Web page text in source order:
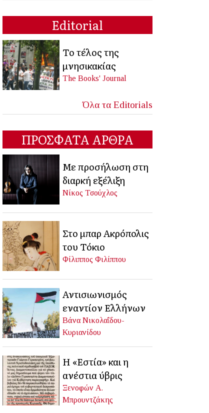
Editorial
Το τέλος της
μνησικακίας
The Books' Journal
Όλα τα Editorials
ΠΡΟΣΦΑΤΑ ΑΡΘΡΑ
Με προσήλωση στη
διαρκή εξέλιξη
Νίκος Τσούχλος
Στο μπαρ Ακρόπολις
του Τόκιο
Φίλιππος Φιλίππου
Αντισιωνισμός
εναντίον Ελλήνων
Βάνα Νικολαΐδου-
Κυριανίδου
Η «Εστία» και η
ανέστια ύβρις
Ξενοφών Α.
Μπρουντζάκης